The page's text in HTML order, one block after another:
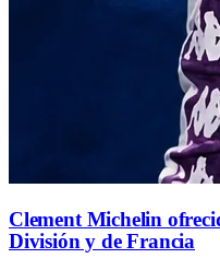
Clement Michelin
División y de Francia